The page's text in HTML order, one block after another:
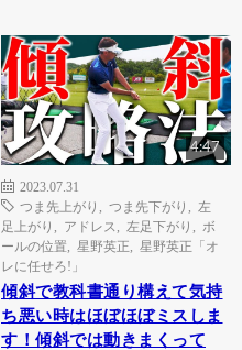
4:47
2023.07.31
つま先上がり
つま先下がり
左
足上がり
アドレス 左足下がり
ボ
ールの位置
星野英正
星野英正「オ
レに任せろ!」
傾斜で教科書通り構えて気持
ち悪い時はほぼほぼミスしま
す！傾斜では動きまくって